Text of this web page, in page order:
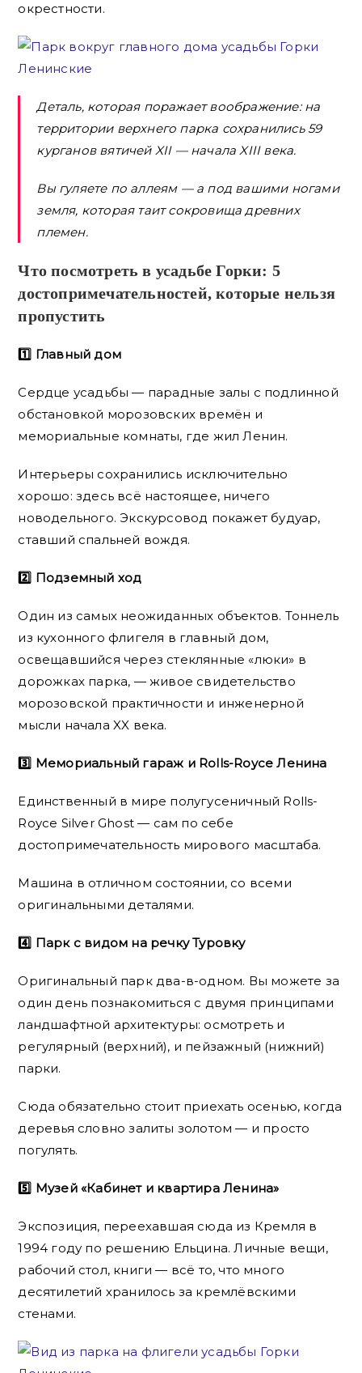
окрестности.
Деталь, которая поражает воображение: на
территории верхнего парка сохранились 59
курганов вятичей XII — начала XIII века.
Вы гуляете по аллеям — а под вашими ногами
земля, которая таит сокровища древних
племен.
Что посмотреть в усадьбе Горки: 5
достопримечательностей, которые нельзя
пропустить
1️⃣ Главный дом
Сердце усадьбы — парадные залы с подлинной
обстановкой морозовских времён и
мемориальные комнаты, где жил Ленин.
Интерьеры сохранились исключительно
хорошо: здесь всё настоящее, ничего
новодельного. Экскурсовод покажет будуар,
ставший спальней вождя.
2️⃣ Подземный ход
Один из самых неожиданных объектов. Тоннель
из кухонного флигеля в главный дом,
освещавшийся через стеклянные «люки» в
дорожках парка, — живое свидетельство
морозовской практичности и инженерной
мысли начала XX века.
3️⃣ Мемориальный гараж и Rolls-Royce Ленина
Единственный в мире полугусеничный Rolls-
Royce Silver Ghost — сам по себе
достопримечательность мирового масштаба.
Машина в отличном состоянии, со всеми
оригинальными деталями.
4️⃣ Парк с видом на речку Туровку
Оригинальный парк два-в-одном. Вы можете за
один день познакомиться с двумя принципами
ландшафтной архитектуры: осмотреть и
регулярный (верхний), и пейзажный (нижний)
парки.
Сюда обязательно стоит приехать осенью, когда
деревья словно залиты золотом — и просто
погулять.
5️⃣ Музей «Кабинет и квартира Ленина»
Экспозиция, переехавшая сюда из Кремля в
1994 году по решению Ельцина. Личные вещи,
рабочий стол, книги — всё то, что много
десятилетий хранилось за кремлёвскими
стенами.